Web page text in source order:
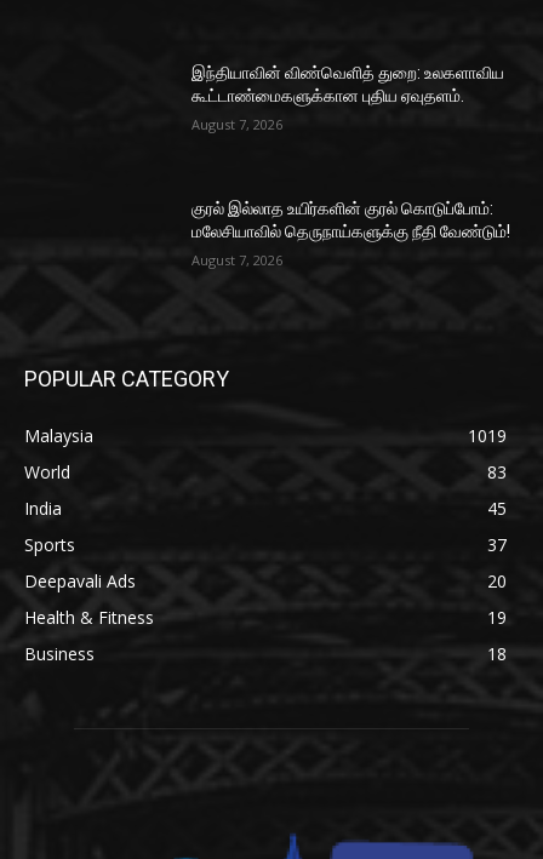
இந்தியாவின் விண்வெளித் துறை: உலகளாவிய
கூட்டாண்மைகளுக்கான புதிய ஏவுதளம்.
August 7, 2026
குரல் இல்லாத உயிர்களின் குரல் கொடுப்போம்:
மலேசியாவில் தெருநாய்களுக்கு நீதி வேண்டும்!
August 7, 2026
POPULAR CATEGORY
Malaysia
1019
World
83
India
45
Sports
37
Deepavali Ads
20
Health & Fitness
19
Business
18